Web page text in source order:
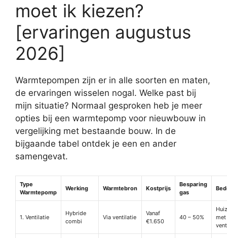
moet ik kiezen?
[ervaringen augustus
2026]
Warmtepompen zijn er in alle soorten en maten,
de ervaringen wisselen nogal. Welke past bij
mijn situatie? Normaal gesproken heb je meer
opties bij een warmtepomp voor nieuwbouw in
vergelijking met bestaande bouw. In de
bijgaande tabel ontdek je een en ander
samengevat.
Type
Warmtepomp
Werking Warmtebron Kostprijs
Besparing
gas
1. Ventilatie
Hybride
combi
Via ventilatie
Vanaf
€1.650
40 – 50%
met